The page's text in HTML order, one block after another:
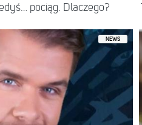
pociąg. Dlaczego?
NEWS